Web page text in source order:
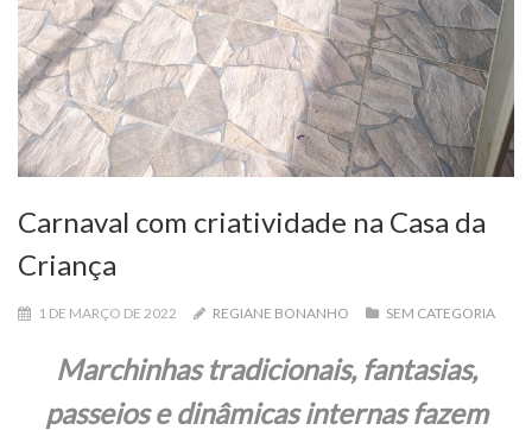
Carnaval com criatividade na Casa da
Criança
1 DE MARÇO DE 2022 REGIANE BONANHO SEM CATEGORIA
Marchinhas tradicionais, fantasias,
passeios e dinâmicas internas fazem